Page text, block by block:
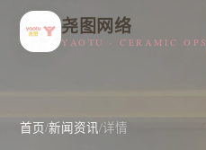
尧图网络
YAOTU · CERAMIC OPS
首页/新闻资讯/详情